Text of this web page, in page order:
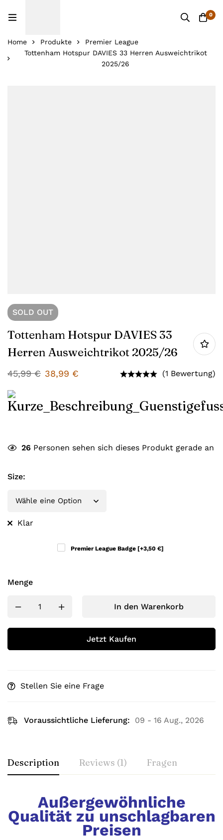
0
Home Produkte
Premier League
Tottenham Hotspur DAVIES 33 Herren Ausweichtrikot
2025/26
SOLD OUT
Tottenham Hotspur DAVIES 33
Herren Ausweichtrikot 2025/26
45,99€ 38,99 € (1 Bewertung)
26 Personen sehen sich dieses Produkt gerade an
Size:
Klar
Premier League Badge [+3,50 €]
Menge
In den Warenkorb
Jetzt Kaufen
Stellen Sie eine Frage
Voraussichtliche Lieferung: 09 - 16 Aug., 2026
Description Reviews (1) Fragen
Außergewöhnliche
Qualität zu unschlagbaren
Preisen